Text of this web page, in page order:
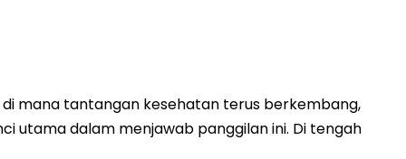
mana tantangan kesehatan terus berkembang,
utama dalam menjawab panggilan ini. Di tengah